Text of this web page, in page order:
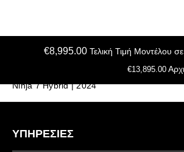
€8,995.00 Τελική Τιμή Μοντέλου
€13,895.00
EV / HEV
Ninja 7 Hybrid | 2024
ΥΠΗΡΕΣΙΕΣ